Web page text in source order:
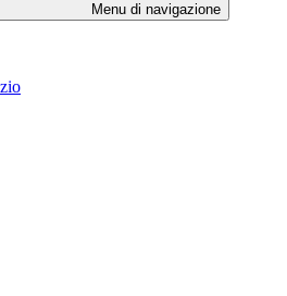
Menu di navigazione